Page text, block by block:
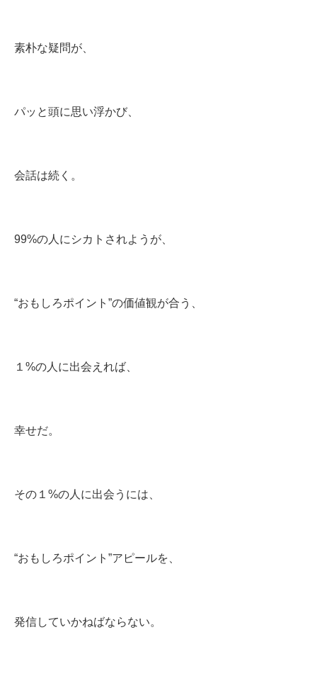
素朴な疑問が、
パッと頭に思い浮かび、
会話は続く。
99%の人にシカトされようが、
“おもしろポイント”の価値観が合う、
１%の人に出会えれば、
幸せだ。
その１%の人に出会うには、
“おもしろポイント”アピールを、
発信していかねばならない。